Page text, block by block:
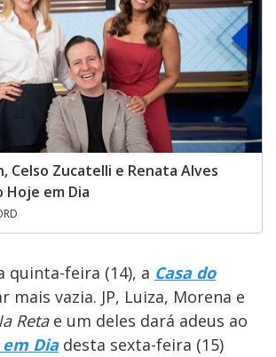
Celso Zucatelli e Renata Alves
em Dia
quinta-feira (14), a Casa do
mais vazia. JP, Luiza, Morena e
Retae um deles dará adeus ao
Diadesta sexta-feira (15)